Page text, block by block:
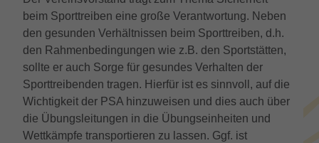
beim Sporttreiben eine große Verantwortung. Neben
den gesunden Verhältnissen beim Sporttreiben, d.h.
den Rahmenbedingungen wie z.B. den Sportstätten,
sollte er auch Sorge für gesundes Verhalten der
Sporttreibenden tragen. Hierfür ist es sinnvoll, auf die
Wichtigkeit der PSA hinzuweisen und dies auch über
die Übungsleitungen in die Übungseinheiten und
Wettkämpfe transportieren zu lassen. Ggf. ist